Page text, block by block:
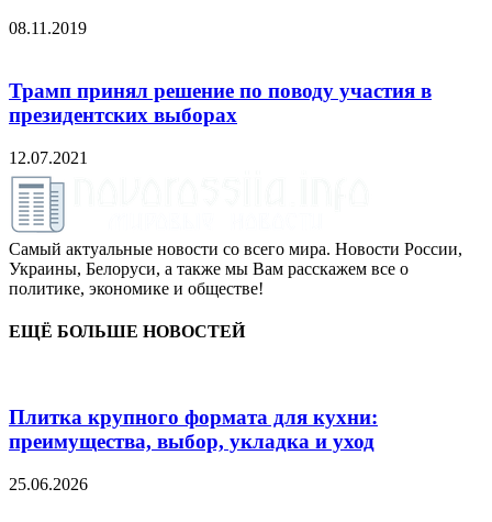
08.11.2019
Трамп принял решение по поводу участия в
президентских выборах
12.07.2021
Самый актуальные новости со всего мира. Новости России,
Украины, Белоруси, а также мы Вам расскажем все о
политике, экономике и обществе!
ЕЩЁ БОЛЬШЕ НОВОСТЕЙ
Плитка крупного формата для кухни:
преимущества, выбор, укладка и уход
25.06.2026